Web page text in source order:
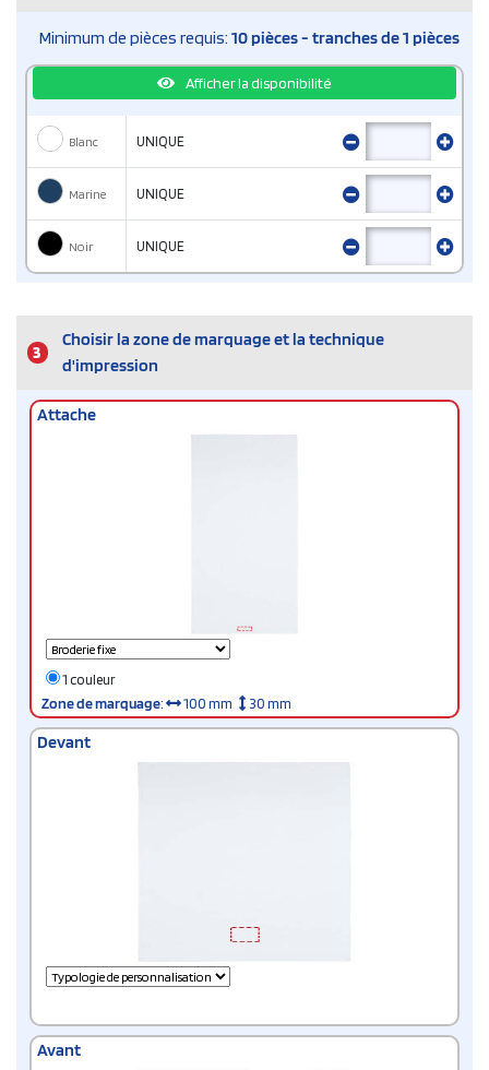
Minimum de pièces requis: 10 pièces - tranches de 1 pièces
Afficher la disponibilité
Blanc UNIQUE
Marine UNIQUE
Noir UNIQUE
3
Choisir la zone de marquage et la technique
d'impression
Attache
1 couleur
Zone de marquage: 100 mm 30 mm
Devant
Avant